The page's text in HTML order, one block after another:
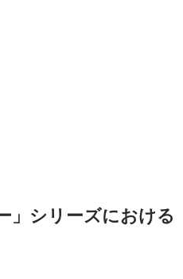
」シリーズにおける